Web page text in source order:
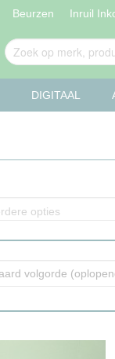
Beurzen Inruil
DIGITAAL
opties